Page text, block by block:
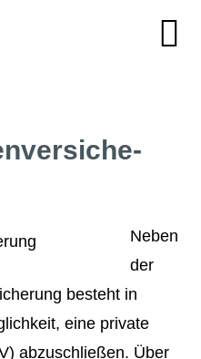
Neben
der
besteht in
eine private
abzuschließen. Über